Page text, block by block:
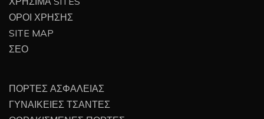
ΟΡΟΙ ΧΡΗΣΗΣ
SITE MAP
ΣΕΟ
ΠΟΡΤΕΣ ΑΣΦΑΛΕΙΑΣ
ΓΥΝΑΙΚΕΙΕΣ ΤΣΑΝΤΕΣ